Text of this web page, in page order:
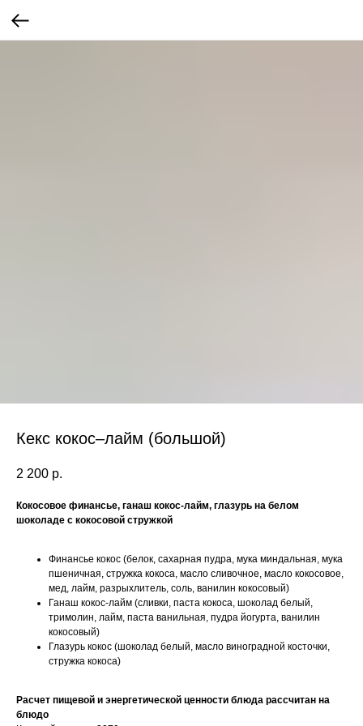
Кекс кокос–лайм (большой)
2 200 р.
Кокосовое финансье, ганаш кокос-лайм, глазурь на белом
шоколаде с кокосовой стружкой
Финансье кокос (белок, сахарная пудра, мука миндальная, мука
пшеничная, стружка кокоса, масло сливочное, масло кокосовое,
мед, лайм, разрыхлитель, соль, ванилин кокосовый)
Ганаш кокос-лайм (сливки, паста кокоса, шоколад белый,
тримолин, лайм, паста ванильная, пудра йогурта, ванилин
кокосовый)
Глазурь кокос (шоколад белый, масло виноградной косточки,
стружка кокоса)
Расчет пищевой и энергетической ценности блюда рассчитан на
блюдо